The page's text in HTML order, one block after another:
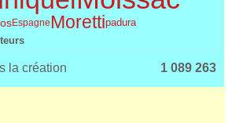
EspagneMorettipadura
la création 1 089 263